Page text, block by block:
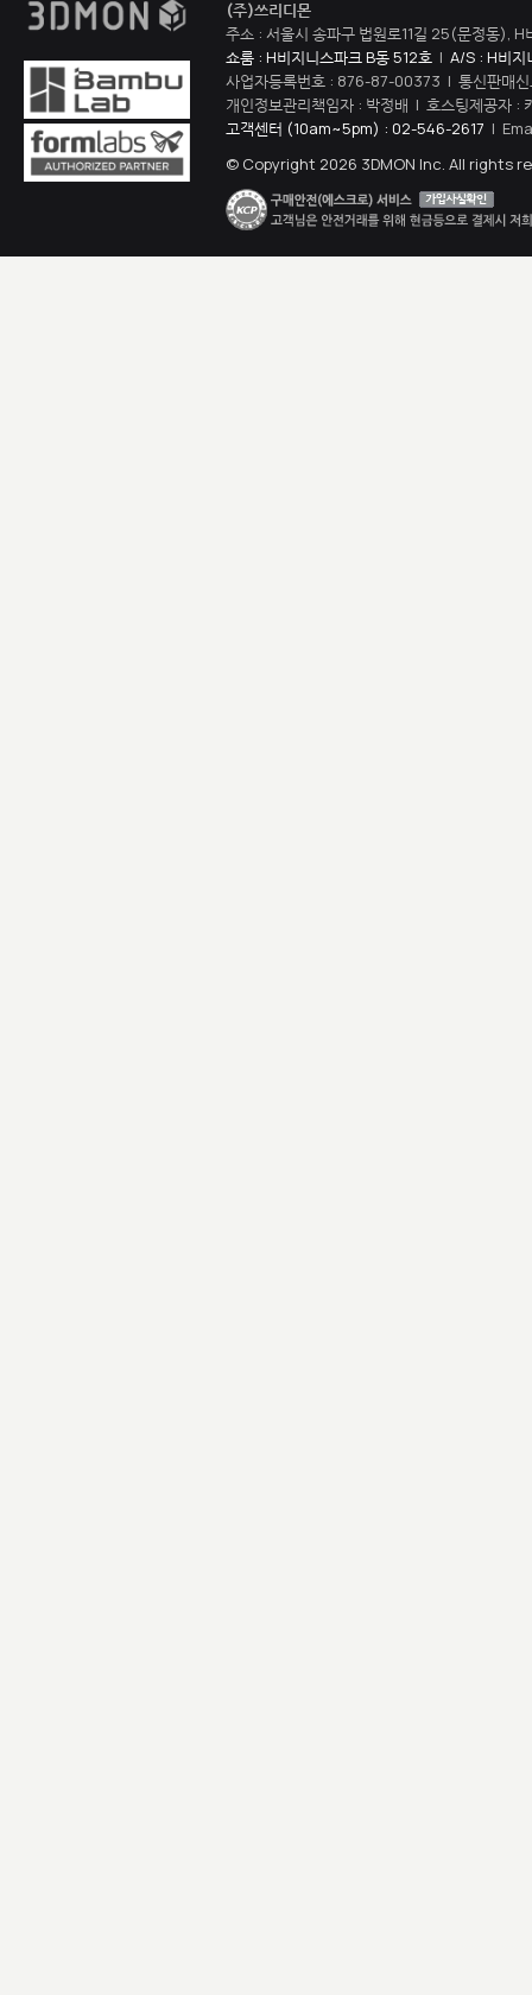
(주)쓰리디몬
주소 : 서울시 송파구 법원로11길 25(문정동),
쇼룸 : H비지니스파크 B동 512호 | A/S : H비지
사업자등록번호 : 876-87-00373 | 통신판매
개인정보관리책임자 : 박정배 | 호스팅제공자 :
고객센터 (10am~5pm) : 02-546-2617 |
© Copyright 2026 3DMON Inc. All rights